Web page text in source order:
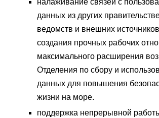
налаживание связей с
данных из других
ведомств и внешних
создания прочных рабочих
максимального расширения
Отделения по сбору и
данных для повышения
жизни на море.
поддержка непрерывной